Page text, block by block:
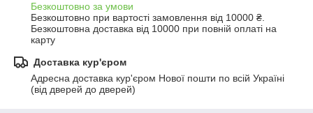
Безкоштовно за умови
Безкоштовно при вартості замовлення від 10000 ₴.
Безкоштовна доставка від 10000 при повній оплаті на
карту
Доставка кур'єром
Адресна доставка кур'єром Нової пошти по всій Україні
(від дверей до дверей)